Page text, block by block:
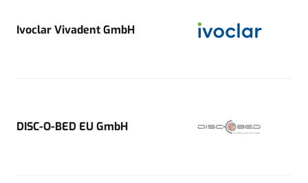
Ivoclar Vivadent GmbH
DISC-O-BED EU GmbH